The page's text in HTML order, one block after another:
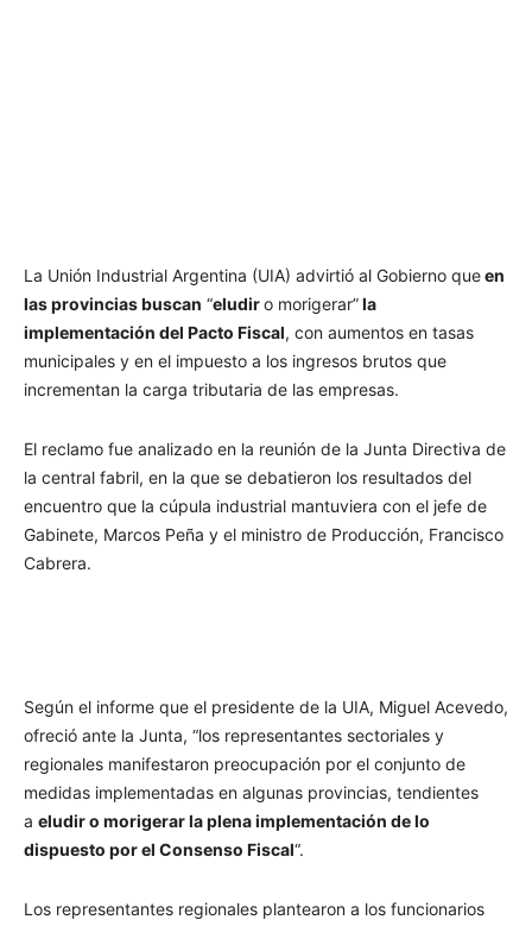
La Unión Industrial Argentina (UIA) advirtió al Gobierno queen
las provincias buscan “eludiro morigerar”la
implementación del Pacto Fiscal, con aumentos en tasas
municipales y en el impuesto a los ingresos brutos que
incrementan la carga tributaria de las empresas.
El reclamo fue analizado en la reunión de la Junta Directiva de
la central fabril, en la que se debatieron los resultados del
encuentro que la cúpula industrial mantuviera con el jefe de
Gabinete, Marcos Peña y el ministro de Producción, Francisco
Cabrera.
Según el informe que el presidente de la UIA, Miguel Acevedo,
ofreció ante la Junta, “los representantes sectoriales y
regionales manifestaron preocupación por el conjunto de
medidas implementadas en algunas provincias, tendientes
a eludir o morigerar la plena implementación de lo
dispuesto por el Consenso Fiscal“.
Los representantes regionales plantearon a los funcionarios